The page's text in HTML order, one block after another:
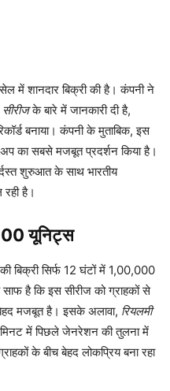
में शानदार बिक्री की है। कंपनी ने
के बारे में जानकारी दी है,
बनाया। कंपनी के मुताबिक, इस
का सबसे मजबूत प्रदर्शन किया है।
शुरुआत के साथ भारतीय
है।
यूनिट्स
की बिक्री सिर्फ 12 घंटों में 1,00,000
है कि इस सीरीज को ग्राहकों से
मजबूत है। इसके अलावा, रियलमी
में पिछले जेनरेशन की तुलना में
के बीच बेहद लोकप्रिय बना रहा